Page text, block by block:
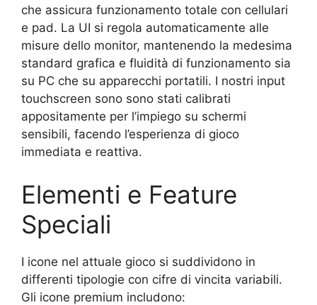
che assicura funzionamento totale con cellulari
e pad. La UI si regola automaticamente alle
misure dello monitor, mantenendo la medesima
standard grafica e fluidità di funzionamento sia
su PC che su apparecchi portatili. I nostri input
touchscreen sono sono stati calibrati
appositamente per l’impiego su schermi
sensibili, facendo l’esperienza di gioco
immediata e reattiva.
Elementi e Feature
Speciali
I icone nel attuale gioco si suddividono in
differenti tipologie con cifre di vincita variabili.
Gli icone premium includono: